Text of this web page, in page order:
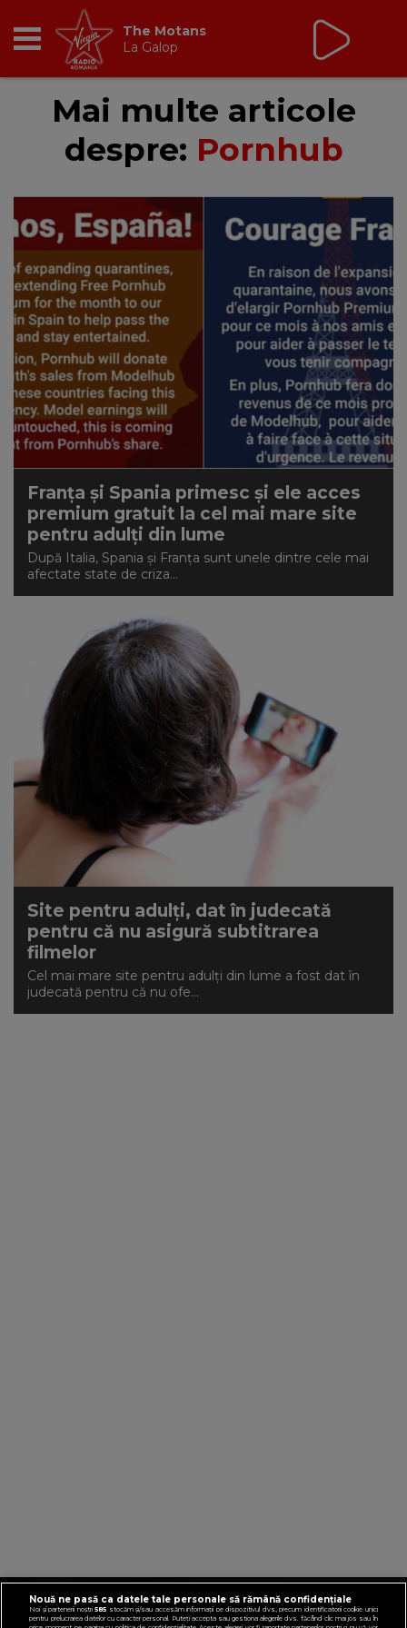
RADIO
BREAKFAST
TIC TALK
CÂȘTIGĂ
HOT 30
DANCEFLOOR CHART
RADIO ACADEMY
NEWS
CONTUL MEU
The Motans
La Galop
Mai multe articole
despre: Pornhub
Franța și Spania primesc și ele acces
premium gratuit la cel mai mare site
pentru adulți din lume
După Italia, Spania și Franța sunt unele dintre cele mai
afectate state de criza...
Site pentru adulți, dat în judecată
pentru că nu asigură subtitrarea
filmelor
Cel mai mare site pentru adulți din lume a fost dat în
judecată pentru că nu ofe...
VIRGINRADIO.COM
Nouă ne pasă ca datele tale personale să rămână confidențiale
Noi și partenerii noștri585 stocăm și/sau accesăm informații pe dispozitivul dvs., precum identificatorii cookie unici
pentru prelucrarea datelor cu caracter personal. Puteți accepta sau gestiona alegerile dvs. făcând clic mai jos sau în